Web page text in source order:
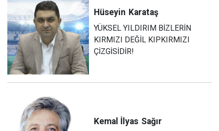
Hüseyin Karataş
YÜKSEL YILDIRIM BİZLERİN
KIRMIZI DEĞİL KIPKIRMIZI
ÇİZGİSİDİR!
Kemal İlyas Sağır